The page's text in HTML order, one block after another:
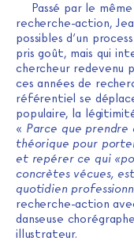
Passé par le
recherche-action,
possibles d’un
pris goût, mais qui
chercheur redevenu
ces années de
référentiel se
populaire, la
« Parce que
théorique pour
et repérer ce qui
concrètes vécues,
quotidien
recherche-action
danseuse
illustrateur.